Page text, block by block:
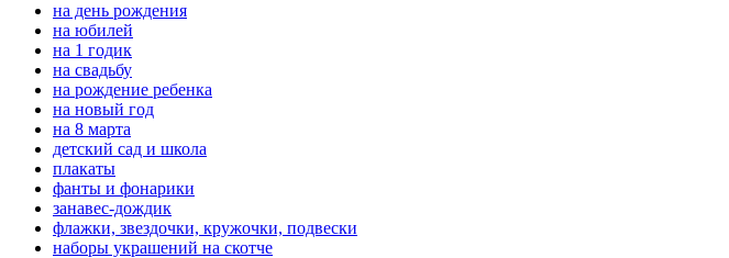
на день рождения
на юбилей
на 1 годик
на свадьбу
на рождение ребенка
на новый год
на 8 марта
детский сад и школа
плакаты
фанты и фонарики
занавес-дождик
флажки, звездочки, кружочки, подвески
наборы украшений на скотче